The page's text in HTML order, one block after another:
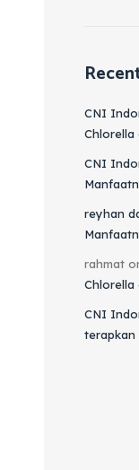
CNI
Chlorella
CNI
reyhan
rahmat
Chlorella
CNI
terapkan